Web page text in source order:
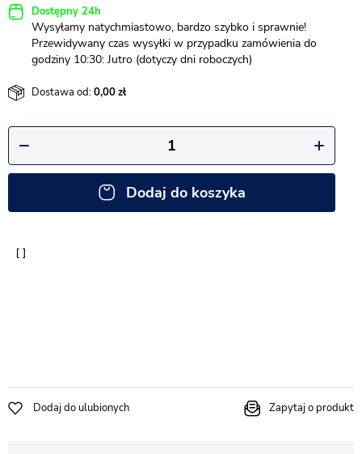
Dostępny 24h
Wysyłamy natychmiastowo, bardzo szybko i sprawnie!
Przewidywany czas wysyłki w przypadku zamówienia do
godziny 10:30: Jutro (dotyczy dni roboczych)
Dostawa od:0,00
Dodaj do koszyka
Dodaj do ulubionych Zapytaj o produkt